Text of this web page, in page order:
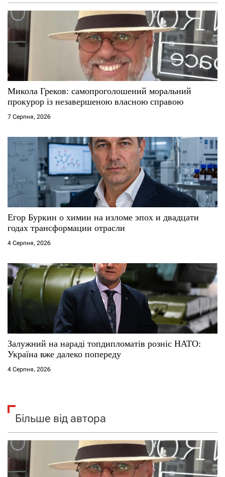
з
а
и
с
і
в
Микола Греков: самопроголошений моральний
прокурор із незавершеною власною справою
7 Серпня, 2026
Егор Буркин о химии на изломе эпох и двадцати
годах трансформации отрасли
4 Серпня, 2026
Залужний на нараді топдипломатів розніс НАТО:
Україна вже далеко попереду
4 Серпня, 2026
Більше від автора